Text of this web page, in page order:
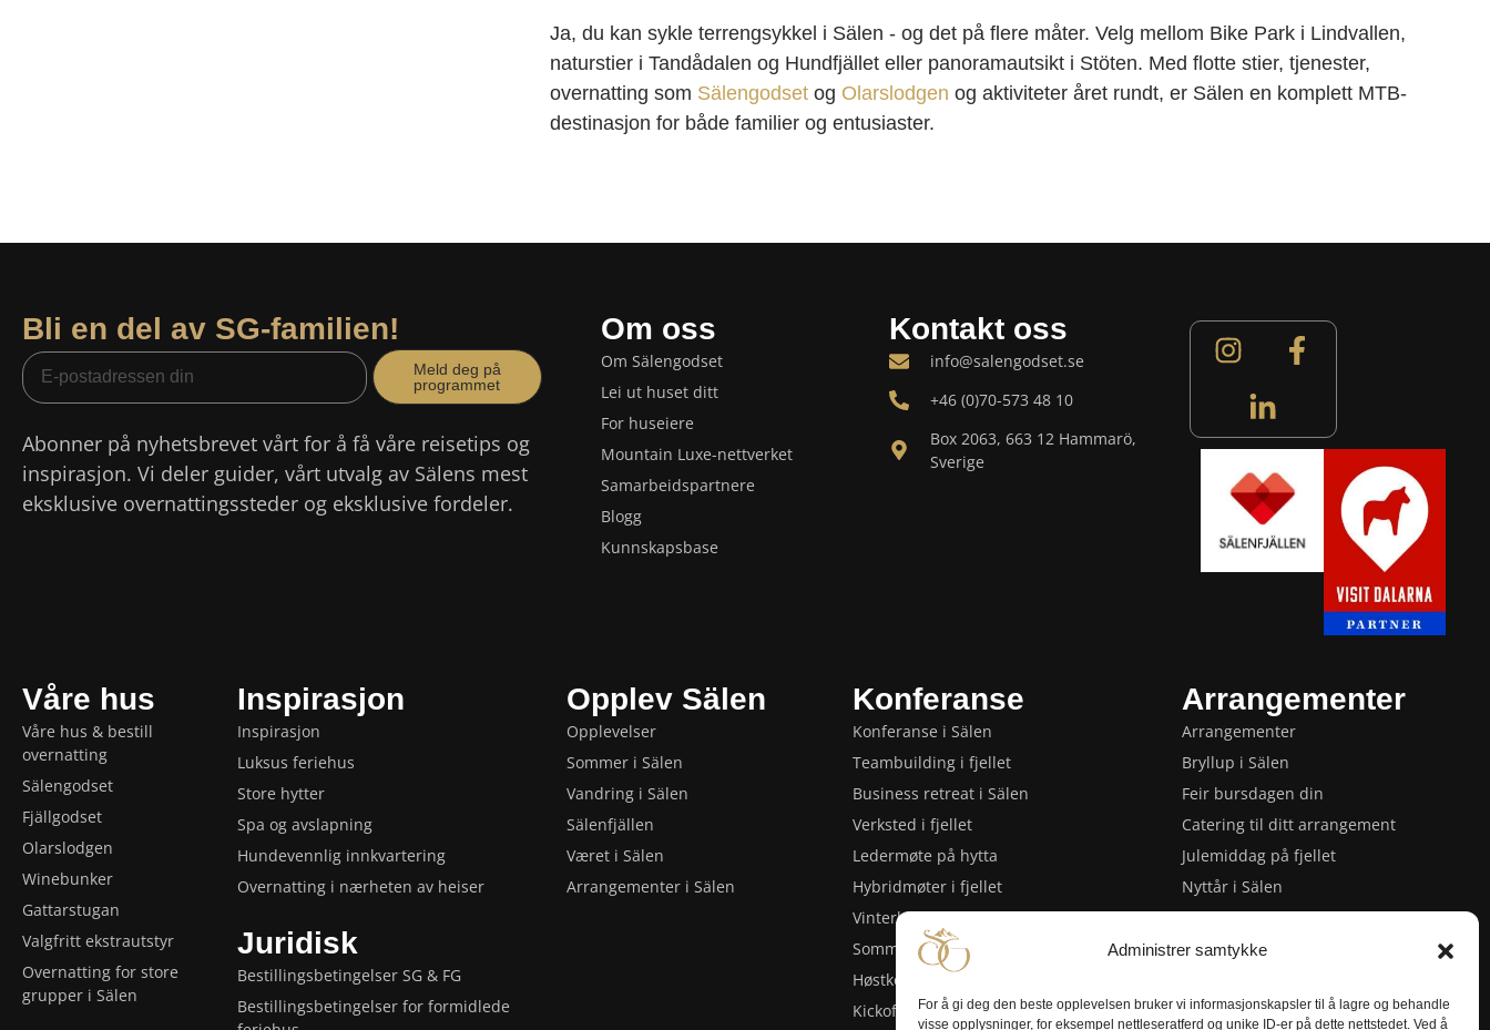
Administrer samtykke
For å gi deg den beste opplevelsen bruker vi informasjonskapsler til å lagre og behandle
visse opplysninger, for eksempel nettleseratferd og unike ID-er på dette nettstedet. Ved å
Ja, du kan sykle terrengsykkel i Sälen - og det på flere måter. Velg mellom Bike Park i Lindvallen,
naturstier i Tandådalen og Hundfjället eller panoramautsikt i Stöten. Med flotte stier, tjenester,
overnatting som Sälengodset og Olarslodgen og aktiviteter året rundt, er Sälen en komplett MTB-
destinasjon for både familier og entusiaster.
Bli en del av SG-familien!
Meld deg på
programmet
Abonner på nyhetsbrevet vårt for å få våre reisetips og
inspirasjon. Vi deler guider, vårt utvalg av Sälens mest
eksklusive overnattingssteder og eksklusive fordeler.
Om oss
Om Sälengodset
Lei ut huset ditt
For huseiere
Mountain Luxe-nettverket
Samarbeidspartnere
Blogg
Kunnskapsbase
Kontakt oss
info@salengodset.se
+46 (0)70-573 48 10
Box 2063, 663 12 Hammarö,
Sverige
Våre hus
Våre hus & bestill
overnatting
Sälengodset
Fjällgodset
Olarslodgen
Winebunker
Gattarstugan
Valgfritt ekstrautstyr
Overnatting for store
grupper i Sälen
Inspirasjon
Inspirasjon
Luksus feriehus
Store hytter
Spa og avslapning
Hundevennlig innkvartering
Overnatting i nærheten av heiser
Juridisk
Bestillingsbetingelser SG & FG
Bestillingsbetingelser for formidlede
Opplev Sälen
Opplevelser
Sommer i Sälen
Vandring i Sälen
Sälenfjällen
Været i Sälen
Arrangementer i Sälen
Konferanse
Konferanse i Sälen
Teambuilding i fjellet
Business retreat i Sälen
Verksted i fjellet
Ledermøte på hytta
Hybridmøter i fjellet
Vinterkonferanse i Sälen
Sommerkonferanse i Sälen
Høstkonferanse i Sälen
Kickoff eller avslutningsarrangement
Arrangementer
Arrangementer
Bryllup i Sälen
Feir bursdagen din
Catering til ditt arrangement
Julemiddag på fjellet
Nyttår i Sälen
Privat middag med kokk
Vår- og påskearrangementer